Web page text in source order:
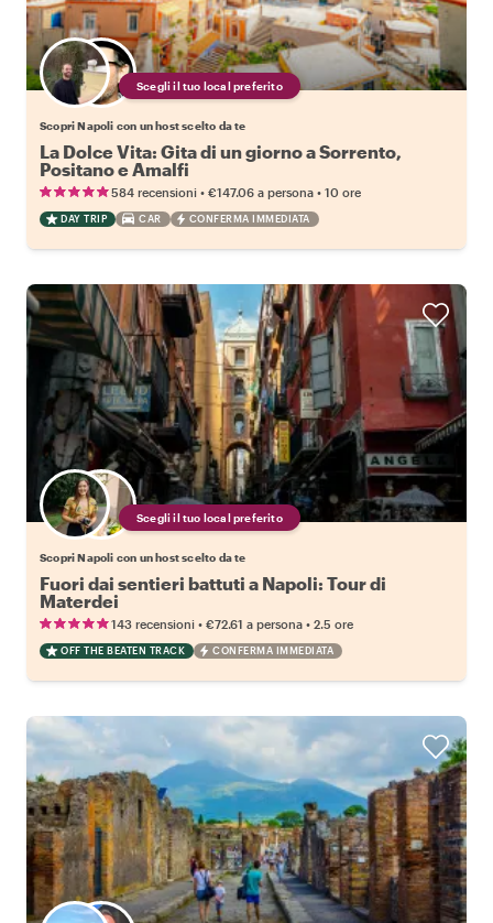
Scegli il tuo local preferito
Scopri Napoli con un host scelto da te
La Dolce Vita: Gita di un giorno a Sorrento,
Positano e Amalfi
584 recensioni • €147.06 a persona • 10 ore
DAY TRIP CAR CONFERMA IMMEDIATA
Scegli il tuo local preferito
Scopri Napoli con un host scelto da te
Fuori dai sentieri battuti a Napoli: Tour di
Materdei
143 recensioni • €72.61 a persona • 2.5 ore
OFF THE BEATEN TRACK CONFERMA IMMEDIATA